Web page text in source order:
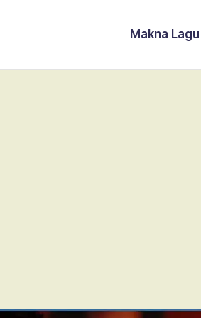
Makna Lagu